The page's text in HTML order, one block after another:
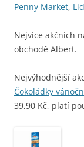
Penny Market,
Nejvíce akčních
obchodě Albert.
Nejvýhodnější
Čokoládky
39,90 Kč, platí